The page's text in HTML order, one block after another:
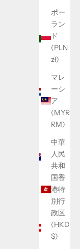
ポー
ラン
ド
(PLN
zł)
マレ
ーシ
ア
(MYR
RM)
中華
人民
共和
国香
港特
別行
政区
(HKD
$)
イタ
リア
(EUR
€)
オラ
ンダ
(EUR
€)
オー
スト
ラリ
ア
(AUD
$)
オー
スト
リア
(EUR